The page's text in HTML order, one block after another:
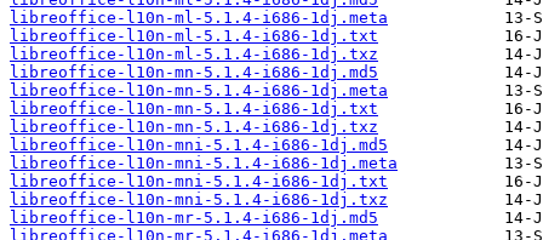
libreoffice-l10n-ml-5.1.4-i686-1dj.meta
libreoffice-l10n-ml-5.1.4-i686-1dj.txt
libreoffice-l10n-ml-5.1.4-i686-1dj.txz
libreoffice-l10n-mn-5.1.4-i686-1dj.md5
libreoffice-l10n-mn-5.1.4-i686-1dj.meta
libreoffice-l10n-mn-5.1.4-i686-1dj.txt
libreoffice-l10n-mn-5.1.4-i686-1dj.txz
libreoffice-l10n-mni-5.1.4-i686-1dj.md5
libreoffice-l10n-mni-5.1.4-i686-1dj.meta
libreoffice-l10n-mni-5.1.4-i686-1dj.txt
libreoffice-l10n-mni-5.1.4-i686-1dj.txz
libreoffice-l10n-mr-5.1.4-i686-1dj.md5
libreoffice-l10n-mr-5.1.4-i686-1dj.meta